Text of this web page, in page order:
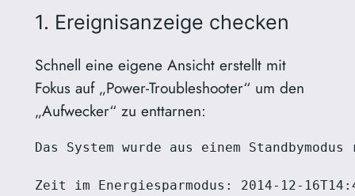
1. Ereignisanzeige checken
Schnell eine eigene Ansicht erstellt mit
Fokus auf „Power-Troubleshooter“ um den
„Aufwecker“ zu enttarnen:
Das System wurde aus einem
Zeit im Energiesparmodus: ‎2014‎-‎12‎-‎